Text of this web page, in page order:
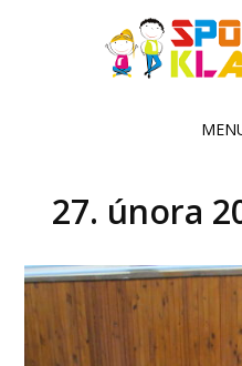
27. února